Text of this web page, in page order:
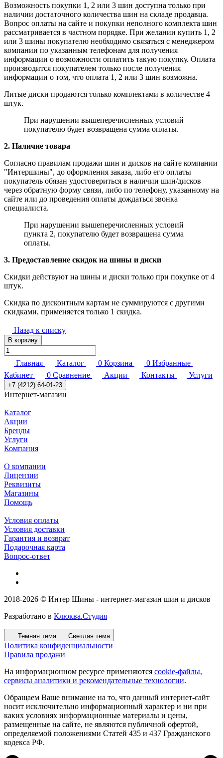
Возможность покупки 1, 2 или 3 шин доступна только при
наличии достаточного количества шин на складе продавца.
Вопрос оплаты на сайте и покупки неполного комплекта шин
рассматривается в частном порядке. При желании купить 1, 2
или 3 шины покупателю необходимо связаться с менеджером
компании по указанным телефонам для получения
информации о возможности оплатить такую покупку. Оплата
производится покупателем только после получения
информации о том, что оплата 1, 2 или 3 шин возможна.
Литые диски продаются только комплектами в количестве 4
штук.
При нарушении вышеперечисленных условий
покупателю будет возвращена сумма оплаты.
2. Наличие товара
Согласно правилам продажи шин и дисков на сайте компании
"Интершины", до оформления заказа, либо его оплаты
покупатель обязан удостовериться в наличии шин/дисков
через обратную форму связи, либо по телефону, указанному на
сайте или до проведения оплаты дождаться звонка
специалиста.
При нарушении вышеперечисленных условий
пункта 2, покупателю будет возвращена сумма
оплаты.
3. Предоставление скидок на шины и диски
Скидки действуют на шины и диски только при покупке от 4
штук.
Скидка по дисконтным картам не суммируются с другими
скидками, применяется только 1 скидка.
Назад к списку
В корзину
Главная Каталог 0 Корзина 0 Избранные
Кабинет
0 Сравнение Акции Контакты Услуги
+7 (4212) 64-01-23
Интернет-магазин
Каталог
Акции
Бренды
Услуги
Компания
О компании
Лицензии
Реквизиты
Магазины
Помощь
Условия оплаты
Условия доставки
Гарантия и возврат
Подарочная карта
Вопрос-ответ
2018-2026 © Интер Шины - интернет-магазин шин и дисков
Разработано в Клюква.Студия
Темная тема Светлая тема
Политика конфиденциальности
Правила продажи
На информационном ресурсе применяются cookie-файлы,
сервисы аналитики и рекомендательные технологии.
Обращаем Ваше внимание на то, что данный интернет-сайт
носит исключительно информационный характер и ни при
каких условиях информационные материалы и цены,
размещенные на сайте, не являются публичной офертой,
определяемой положениями Статей 435 и 437 Гражданского
кодекса РФ.